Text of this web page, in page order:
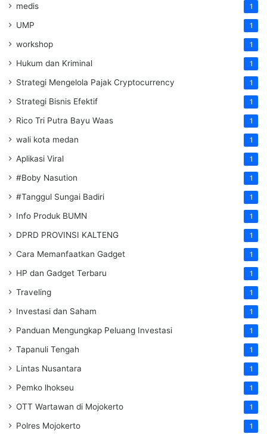
medis 1
UMP 1
workshop 1
Hukum dan Kriminal 1
Strategi Mengelola Pajak Cryptocurrency 1
Strategi Bisnis Efektif 1
Rico Tri Putra Bayu Waas 1
wali kota medan 1
Aplikasi Viral 1
#Boby Nasution 1
#Tanggul Sungai Badiri 1
Info Produk BUMN 1
DPRD PROVINSI KALTENG 1
Cara Memanfaatkan Gadget 1
HP dan Gadget Terbaru 1
Traveling 1
Investasi dan Saham 1
Panduan Mengungkap Peluang Investasi 1
Tapanuli Tengah 1
Lintas Nusantara 1
Pemko lhokseu 1
OTT Wartawan di Mojokerto 1
Polres Mojokerto 1